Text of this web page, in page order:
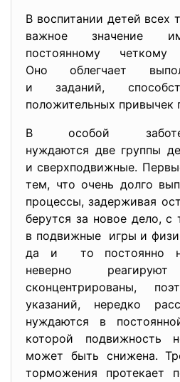
В воспитании детей всех
важное значение
постоянному
Оно облегчает
и заданий,
положительных привычек
В особой заботе
нуждаются две группы
и сверхподвижные.
тем, что очень долго
процессы, задерживая
берутся за новое дело, с
в подвижные игры и
да и то постоянно
неверно
сконцентрированы,
указаний, нередко
нуждаются в
которой подвижность
может быть снижена.
торможения протекает